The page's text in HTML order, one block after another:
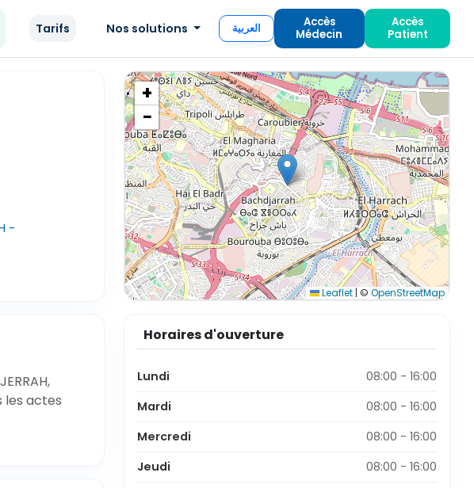
Tarifs Nos solutions العربية
Accès
Médecin
Accès
Patient
-
+
−
Leaflet | © OpenStreetMap
les actes
Horaires d'ouverture
Lundi
08:00 - 16:00
Mardi
08:00 - 16:00
Mercredi
08:00 - 16:00
Jeudi
08:00 - 16:00